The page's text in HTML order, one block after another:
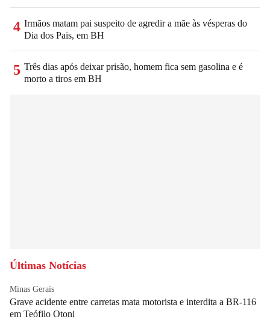
4 Irmãos matam pai suspeito de agredir a mãe às vésperas do
Dia dos Pais, em BH
5 Três dias após deixar prisão, homem fica sem gasolina e é
morto a tiros em BH
Últimas Notícias
Minas Gerais
Grave acidente entre carretas mata motorista e interdita a BR-116
em Teófilo Otoni